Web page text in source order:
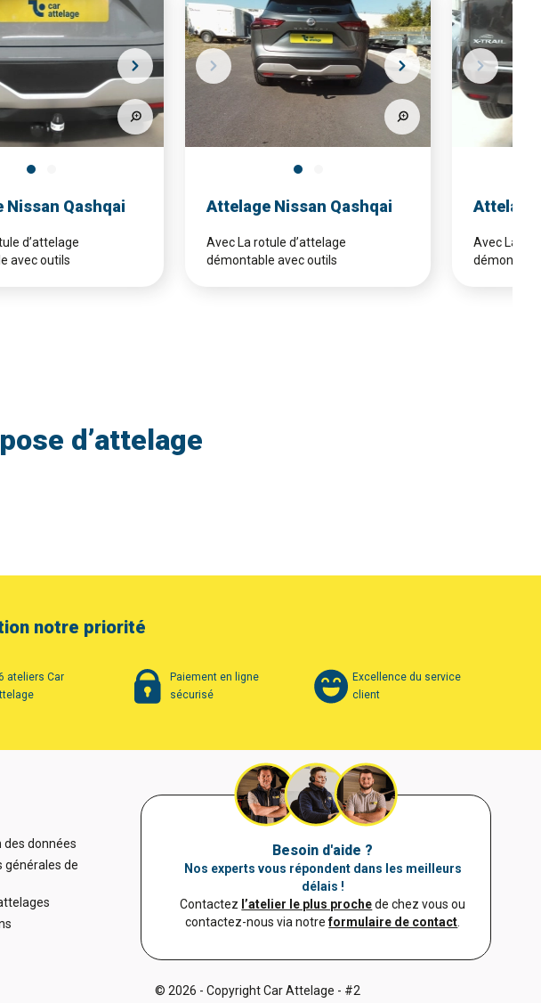
Nissan Qashqai
d’attelage
avec outils
Attelage Nissan Qashqai
Avec La rotule d’attelage
démontable avec outils
Attelage
Avec La
d’attelage
notre priorité
ateliers Car
Paiement en ligne
sécurisé
Excellence du service
client
des données
générales de
Besoin d'aide ?
Nos experts vous répondent dans les meilleurs
délais !
Contactez l’atelier le plus prochede chez vous ou
contactez-nous via notreformulaire de contact
© 2026 - Copyright Car Attelage - #2